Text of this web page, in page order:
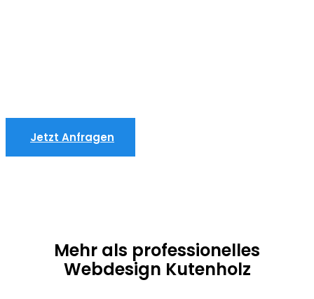
Jetzt Anfragen
Mehr als professionelles
Webdesign Kutenholz